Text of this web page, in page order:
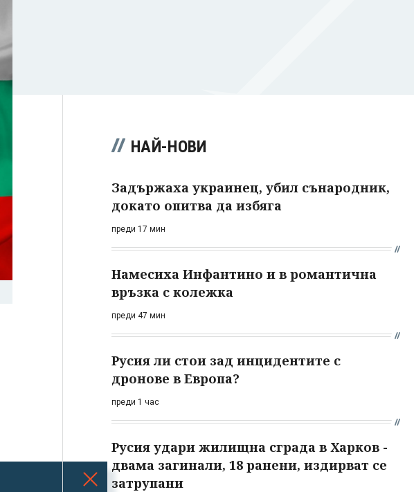
НАЙ-НОВИ
Задържаха украинец, убил сънародник,
докато опитва да избяга
преди 17 мин
Намесиха Инфантино и в романтична
връзка с колежка
преди 47 мин
Русия ли стои зад инцидентите с
дронове в Европа?
преди 1 час
Русия удари жилищна сграда в Харков -
двама загинали, 18 ранени, издирват се
затрупани